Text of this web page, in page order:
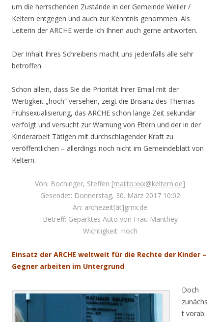
um die herrschenden Zustände in der Gemeinde Weiler /
Keltern entgegen und auch zur Kenntnis genommen. Als
Leiterin der ARCHE werde ich Ihnen auch gerne antworten.
Der Inhalt Ihres Schreibens macht uns jedenfalls alle sehr
betroffen.
Schon allein, dass Sie die Priorität Ihrer Email mit der
Wertigkeit „hoch“ versehen, zeigt die Brisanz des Themas
Frühsexualisierung, das ARCHE schon lange Zeit sekundär
verfolgt und versucht zur Warnung von Eltern und der in der
Kinderarbeit Tätigen mit durchschlagender Kraft zu
veröffentlichen – allerdings noch nicht im Gemeindeblatt von
Keltern.
Von: Bochinger, Steffen [mailto:xxx@keltern.de]
Gesendet: Donnerstag, 30. März 2017 10:02
An: archezeit[ät]gmx.de
Betreff: Geparktes Auto von Frau Manthey
Wichtigkeit: Hoch
Einsatz der ARCHE weltweit für die Rechte der Kinder –
Gegner arbeiten im Untergrund
Doch
zunächs
t vorab: